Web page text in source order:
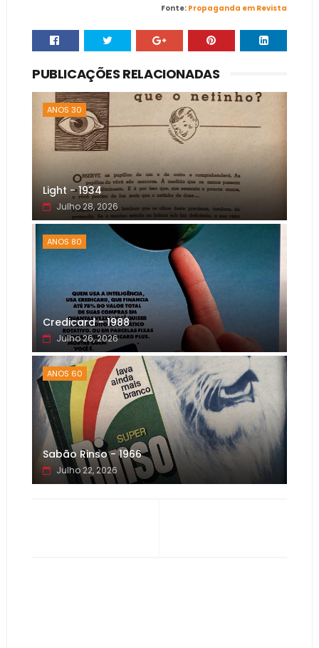
Fonte: Propaganda em Revista
PUBLICAÇÕES RELACIONADAS
ANOS 30
Light - 1934
Julho 28, 2026
ANOS 80
Credicard - 1988
Julho 26, 2026
ANOS 60
Sabão Rinso - 1966
Julho 22, 2026